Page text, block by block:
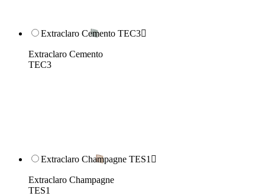
Extraclaro Cemento TEC3
Extraclaro Cemento
TEC3
Extraclaro Champagne TES1 
Extraclaro Champagne
TES1